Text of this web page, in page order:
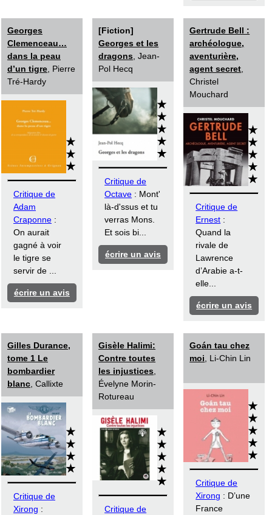
Georges
Clemenceau…
dans la peau
d’un tigre , Pierre
Tré-Hardy
Critique de
Adam
Craponne :
On aurait
gagné à voir
le tigre se
servir de ...
écrire un avis
[Fiction]
Georges et les
dragons , Jean-
Pol Hecq
Critique de
Octave : Mont'
là-d'ssus et tu
verras Mons.
Et sois bi...
écrire un avis
Gertrude Bell :
archéologue,
aventurière,
agent secret
Christel
Mouchard
Critique de
Ernest :
Quand la
rivale de
Lawrence
d’Arabie a-t-
elle...
écrire un avis
Gilles Durance,
tome 1 Le
bombardier
blanc , Callixte
Critique de
Xirong :
Gisèle Halimi:
Contre toutes
les injustices
Évelyne Morin-
Rotureau
Critique de
Goán tau chez
moi , Li-Chin Lin
Critique de
Xirong : D’une
France